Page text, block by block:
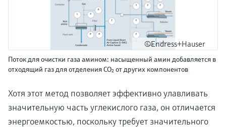
©Endress+Hauser
Поток для очистки газа амином: насыщенный амин добавляется в
отходящий газ для отделения CO₂ от других компонентов
Хотя этот метод позволяет эффективно улавливать
значительную часть углекислого газа, он отличается
энергоемкостью, поскольку требует значительного